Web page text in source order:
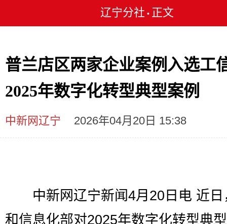
辽宁分社 • 正文
普兰店区两家企业案例入选工
2025年数字化转型典型案例
中新网辽宁 2026年04月20日 15:38
中新网辽宁新闻4月20日电 近日
和信息化部对2025年数字化转型典